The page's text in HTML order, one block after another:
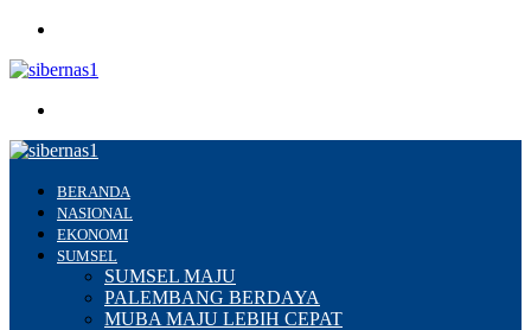
BERANDA
NASIONAL
EKONOMI
SUMSEL
SUMSEL MAJU
PALEMBANG BERDAYA
MUBA MAJU LEBIH CEPAT